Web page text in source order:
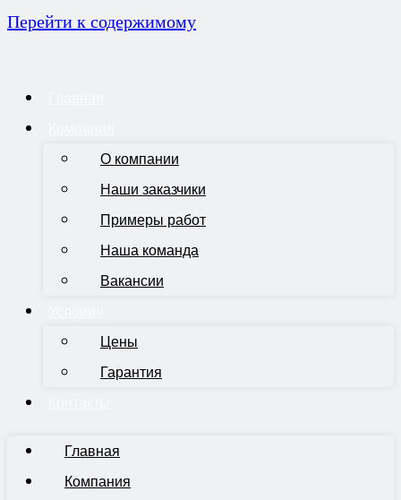
Перейти к содержимому
О компании
Наши заказчики
Примеры работ
Наша команда
Вакансии
Цены
Гарантия
Главная
Компания